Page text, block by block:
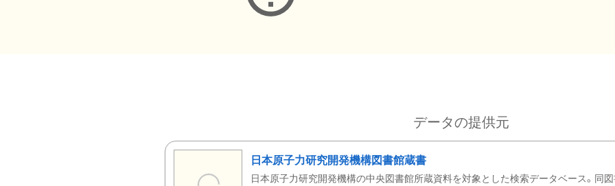
データの提供元
日本原子力研究開発機構図書館蔵書
日本原子力研究開発機構の中央図書館所蔵資料を対象とした検索データベース。同